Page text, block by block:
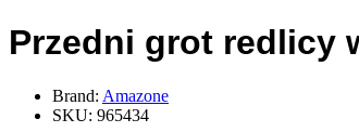
Przedni grot redlicy
Brand: Amazone
SKU: 965434